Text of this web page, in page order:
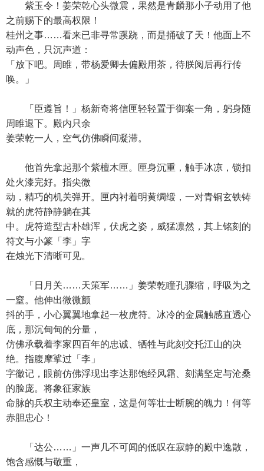
紫玉令！姜荣乾心头微震，果然是青麟那小子动用了他
之前赐下的最高权限！
桂州之事……看来已非寻常蹊跷，而是捅破了天！他面上不
动声色，只沉声道：
「放下吧。周睢，带杨爱卿去偏殿用茶，待朕阅后再行传
唤。」
「臣遵旨！」杨新奇将信匣轻轻置于御案一角，躬身随
周睢退下。殿内只余
姜荣乾一人，空气仿佛瞬间凝滞。
他首先拿起那个紫檀木匣。匣身沉重，触手冰凉，锁扣
处火漆完好。指尖微
动，精巧的机关弹开。匣内衬着明黄绸缎，一对青铜玄铁铸
就的虎符静静躺在其
中。虎符造型古朴雄浑，伏虎之姿，威猛凛然，其上铭刻的
符文与小篆「李」字
在烛光下清晰可见。
「日月关……天策军……」姜荣乾瞳孔骤缩，呼吸为之
一窒。他伸出微微颤
抖的手，小心翼翼地拿起一枚虎符。冰冷的金属触感直透心
底，那沉甸甸的分量，
仿佛承载着李家四百年的忠诚、牺牲与此刻交托江山的决
绝。指腹摩挲过「李」
字徽记，眼前仿佛浮现出李达那饱经风霜、刻满坚定与沧桑
的脸庞。将象征家族
命脉的兵权主动奉还皇室，这是何等壮士断腕的魄力！何等
赤胆忠心！
「达公……」一声几不可闻的低叹在寂静的殿中逸散，
饱含感慨与敬重，